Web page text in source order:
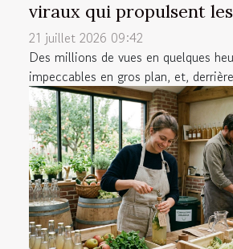
viraux qui propulsent
21 juillet 2026 09:42
Des millions de vues en quelques
impeccables en gros plan, et,